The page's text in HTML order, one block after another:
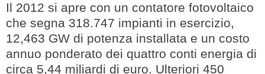
Il 2012 si apre con un contatore fotovoltaico
che segna 318.747 impianti in esercizio,
12,463 GW di potenza installata e un costo
annuo ponderato dei quattro conti energia di
circa 5,44 miliardi di euro. Ulteriori 450